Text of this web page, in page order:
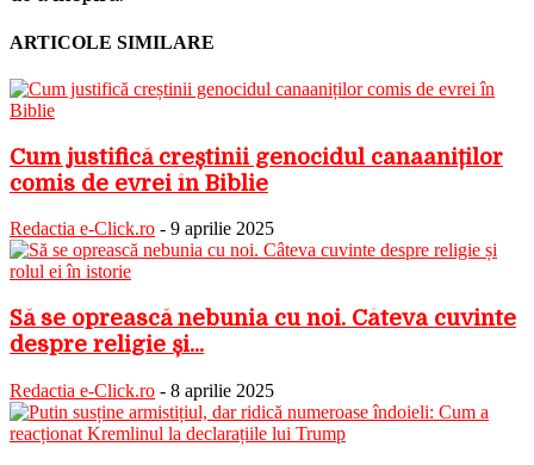
ARTICOLE SIMILARE
Cum justifică creștinii genocidul canaaniților
comis de evrei în Biblie
Redactia e-Click.ro - 9 aprilie 2025
Să se oprească nebunia cu noi. Câteva cuvinte
despre religie și...
Redactia e-Click.ro - 8 aprilie 2025